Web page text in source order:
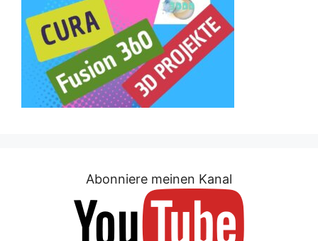
Abonniere meinen Kanal